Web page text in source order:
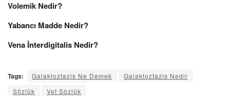
Volemik Nedir?
Yabancı Madde Nedir?
Vena İnterdigitalis Nedir?
Tags: Galaktoztazis Ne Demek
Galaktoztazis Nedir
Sözlük
Vet Sözlük